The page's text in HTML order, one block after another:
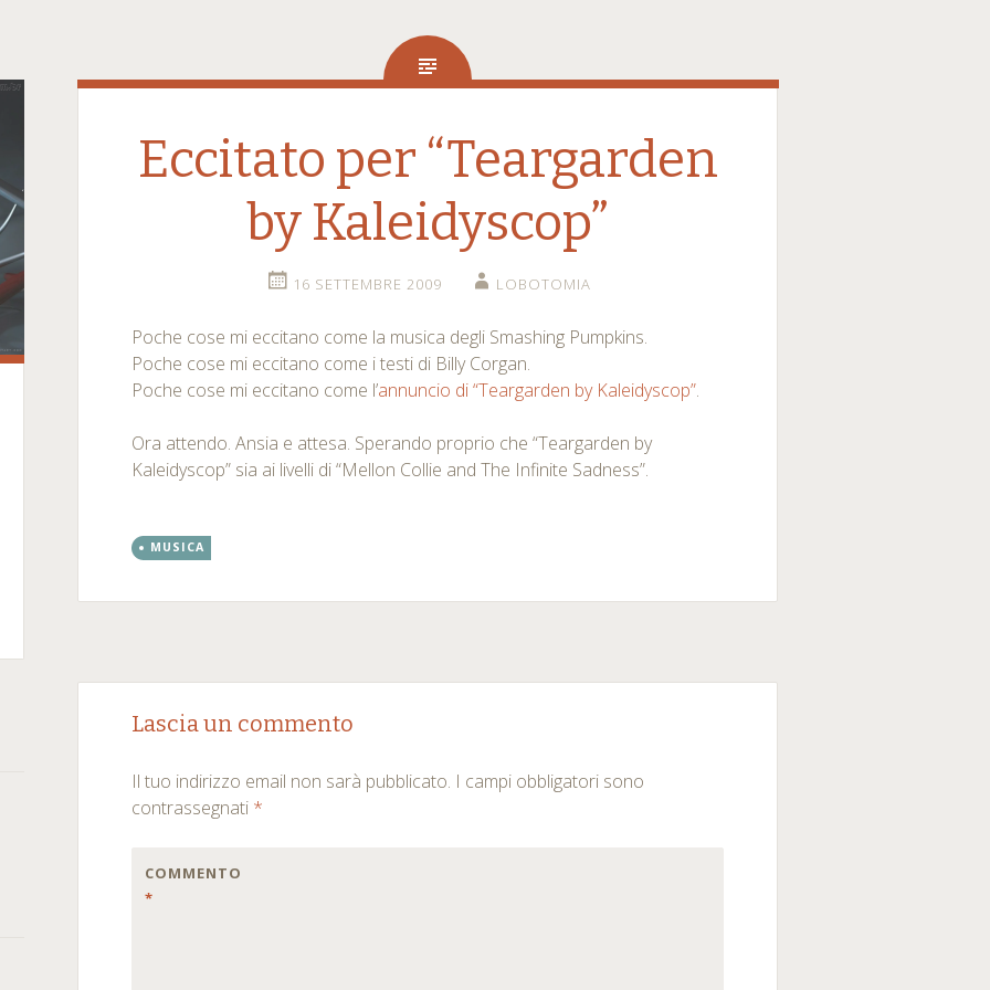
Eccitato per “Teargarden
by Kaleidyscop”
16 SETTEMBRE 2009 LOBOTOMIA
Poche cose mi eccitano come la musica degli Smashing Pumpkins.
Poche cose mi eccitano come i testi di Billy Corgan.
Poche cose mi eccitano come l’annuncio di “Teargarden by Kaleidyscop”.
Ora attendo. Ansia e attesa. Sperando proprio che “Teargarden by
Kaleidyscop” sia ai livelli di “Mellon Collie and The Infinite Sadness”.
MUSICA
Post
Lascia un commento
Il tuo indirizzo email non sarà pubblicato. I campi obbligatori sono
contrassegnati *
COMMENTO
*